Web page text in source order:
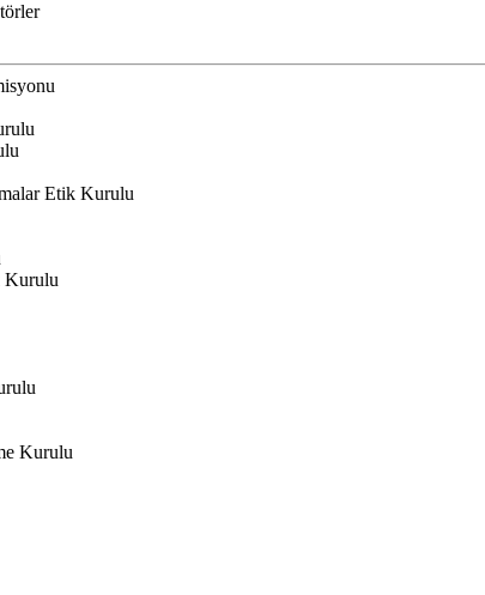
Etik Kurulu
Kurulu
Kurulu